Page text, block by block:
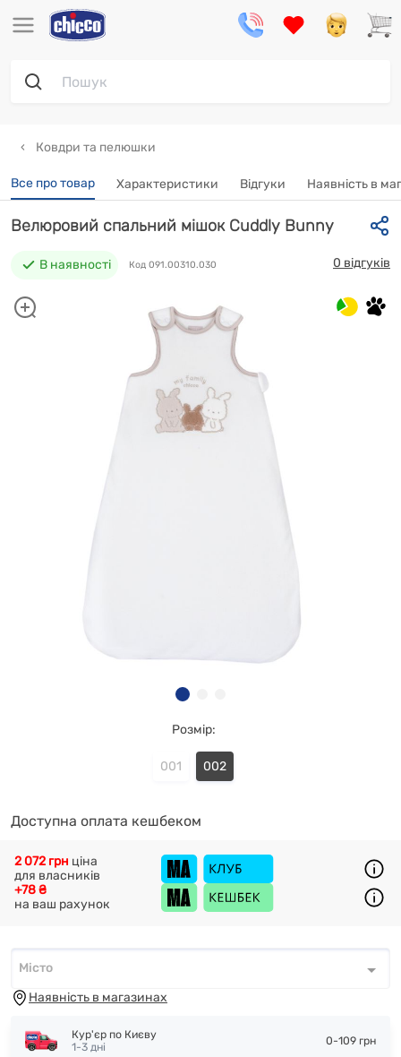
Ковдри та пелюшки
Все про товар Характеристики Відгуки Наявність в
Велюровий спальний мішок Cuddly Bunny
В наявності Код 091.00310.030 0 відгуків
Розмір:
001 002
Доступна оплата кешбеком
+78 ₴
на ваш рахунок
2 072 грн ціна
для власників
Місто*
Місто
Наявність в магазинах
Кур'єр по Києву
1-3 дні
0-109 грн